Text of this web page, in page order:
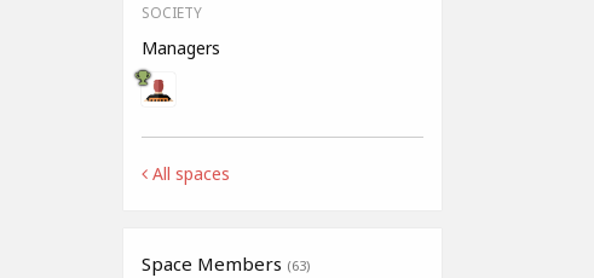
SOCIETY
Managers
All spaces
Space Members (63)